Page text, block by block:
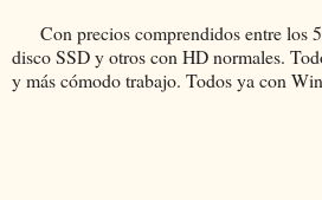
Con precios comprendidos entre los
disco SSD y otros con HD normales.
y más cómodo trabajo. Todos ya con